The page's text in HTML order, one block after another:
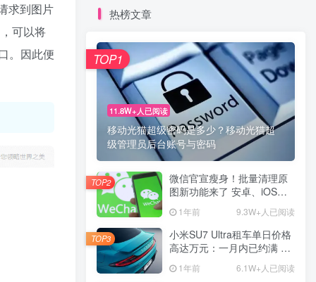
求到图片
可以将
。因此便
热榜文章
11.8W+人已阅读
移动光猫超级密码是多少？移动光猫超
级管理员后台账号与密码
TOP1
微信官宣瘦身！批量清理原
图新功能来了 安卓、iOS均
1年前 9.3W+人已阅读
TOP2
小米SU7 Ultra租车单日价格
高达万元：一月内已约满 预
1年前 6.1W+人已阅读
TOP3
热榜文章
11.8W+人已阅读
移动光猫超级密码是多少？移动光猫超
级管理员后台账号与密码
TOP1
微信官宣瘦身！批量清理原
图新功能来了 安卓、iOS均
1年前 9.3W+人已阅读
TOP2
小米SU7 Ultra租车单日价格
高达万元：一月内已约满 预
1年前 6.1W+人已阅读
TOP3